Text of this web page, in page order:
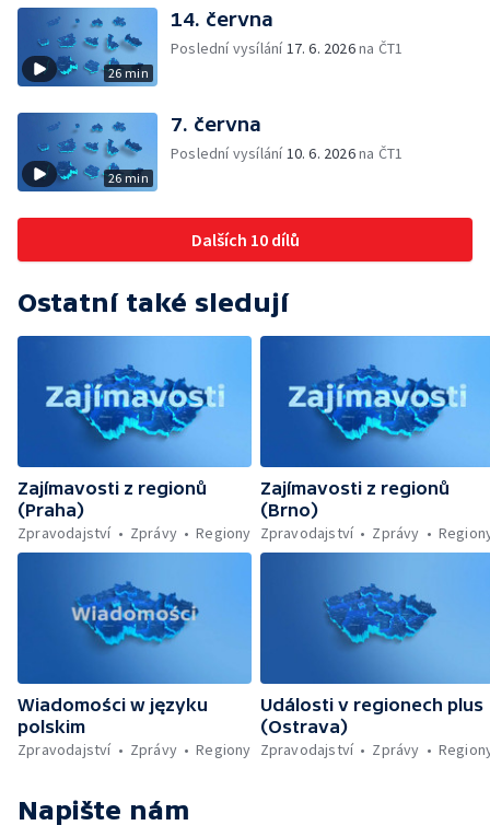
26 min
14. června
Poslední vysílání17. 6. 2026na ČT1
26 min
7. června
Poslední vysílání10. 6. 2026na ČT1
Dalších 10 dílů
Ostatní také sledují
Zajímavosti z regionů
(Praha)
Zpravodajství
Zprávy Regiony
Zajímavosti z regionů
(Brno)
Zpravodajství
Zprávy
Wiadomości w języku
polskim
Zpravodajství
Zprávy Regiony
Události v regionech plus
(Ostrava)
Zpravodajství
Zprávy
Napište nám